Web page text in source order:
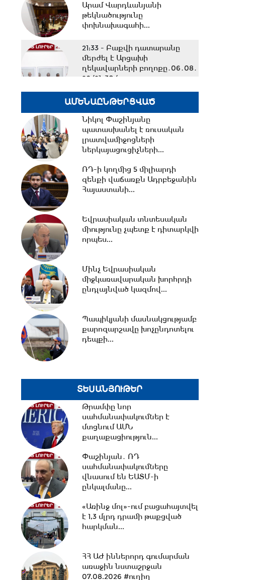
Արամ Վարդևանյանի
թեկնածությունը
փոխնախագահի...
21:33 - Բաքվի դատարանը
մերժել է Արցախի
ղեկավարների բողոքը․06․08․
26/21․30/
20:40 -Ուժեղ Հայաստան vs
ՔՊ․ կուլտուր-մուլտուրը
վերջացա՞վ
20:15 -Երկաթուղու
չեղարկելը այդ գումարով...
աղբակույտից դուրս բերված
քաղաքացին
հիվանդանոցում...
Վալենտինա Մատվիենկոն
քննարկել են
միջխորհրդարանական...
Սարգսյանի հետ | 06.08.2026
նոր դիվանագիտական
ներկայացուցչությունների...
16:31 -Բացահայտվել է Գագիկ
Ծառուկյանի և Սեդրակ
Առուստամյանի կողմից...
16:08 -Փոխարժեքներ և
տնտեսական լուրեր 07.08.2026
15:37 -ՌԴ-ի և Հայաստանի
կտրուկ նվազում...
15:06 -ԵԱՏՄ-ում առկա
ԱՄԵՆԱԸՆԹԵՐՑՎԱԾ
Նիկոլ Փաշինյանը
պատասխանել է ռուսական
լրատվամիջոցների
ներկայացուցիչների...
ՌԴ-ի կողմից 5 միլիարդի
զենքի վաճառքն Ադրբեջանին
Հայաստանի...
Եվրասիական տնտեսական
միությունը չպետք է դիտարկվի
որպես...
Մինչ Եվրասիական
միջկառավարական խորհրդի
ընդլայնված կազմով...
Պապիկյանի մասնակցությամբ
քարոզարշավը խոչընդոտելու
դեպքի...
ՏԵՍԱՆՅՈՒԹԵՐ
Թրամփը նոր
սահմանափակումներ է
մտցնում ԱՄՆ
քաղաքացիություն...
Փաշինյան․ ՌԴ
սահմանափակումները
վնասում են ԵԱՏՄ-ի
ընկալմանը...
«Առինջ մոլ»-ում բացահայտվել
է 1,3 մլրդ դրամի թաքցված
հարկման...
ՀՀ ԱԺ իններորդ գումարման
առաջին նստաշրջան
07.08.2026 #ուղիղ